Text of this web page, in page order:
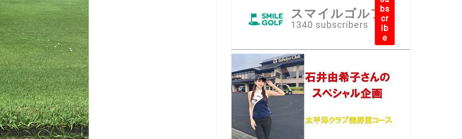
スマイルゴルフ
1340 subscribers
bs
cr
ib
e